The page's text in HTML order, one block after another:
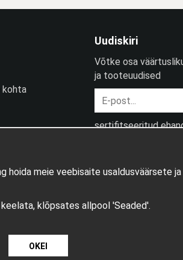
kohta
Uudiskiri
Võtke osa
ja tooteuudised
sertifitseeritud
meie veebisaite usaldusväärsete
klõpsates allpool 'Seaded'.
OKEI